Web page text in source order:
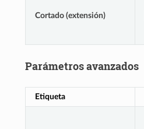
Cortado (extensión)
Parámetros avanzados
Etiqueta